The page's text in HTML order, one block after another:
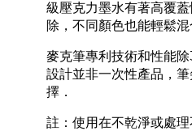
級壓克力墨水有著高覆
除，不同顏色也能輕鬆
麥克筆專利技術和性能
設計並非一次性產品，
擇．
註：使用在不乾淨或處